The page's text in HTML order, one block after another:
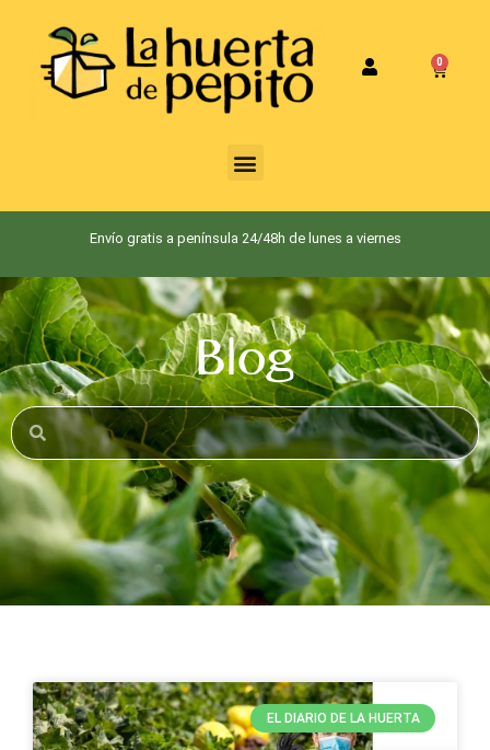
0
Envío gratis a península 24/48h de lunes a viernes
Blog
EL DIARIO DE LA HUERTA